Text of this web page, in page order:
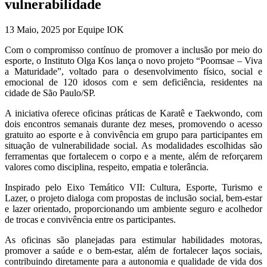
vulnerabilidade
13 Maio, 2025 por Equipe IOK
Com o compromisso contínuo de promover a inclusão por meio do
esporte, o Instituto Olga Kos lança o novo projeto “Poomsae – Viva
a Maturidade”, voltado para o desenvolvimento físico, social e
emocional de 120 idosos com e sem deficiência, residentes na
cidade de São Paulo/SP.
A iniciativa oferece oficinas práticas de Karatê e Taekwondo, com
dois encontros semanais durante dez meses, promovendo o acesso
gratuito ao esporte e à convivência em grupo para participantes em
situação de vulnerabilidade social. As modalidades escolhidas são
ferramentas que fortalecem o corpo e a mente, além de reforçarem
valores como disciplina, respeito, empatia e tolerância.
Inspirado pelo Eixo Temático VII: Cultura, Esporte, Turismo e
Lazer, o projeto dialoga com propostas de inclusão social, bem-estar
e lazer orientado, proporcionando um ambiente seguro e acolhedor
de trocas e convivência entre os participantes.
As oficinas são planejadas para estimular habilidades motoras,
promover a saúde e o bem-estar, além de fortalecer laços sociais,
contribuindo diretamente para a autonomia e qualidade de vida dos